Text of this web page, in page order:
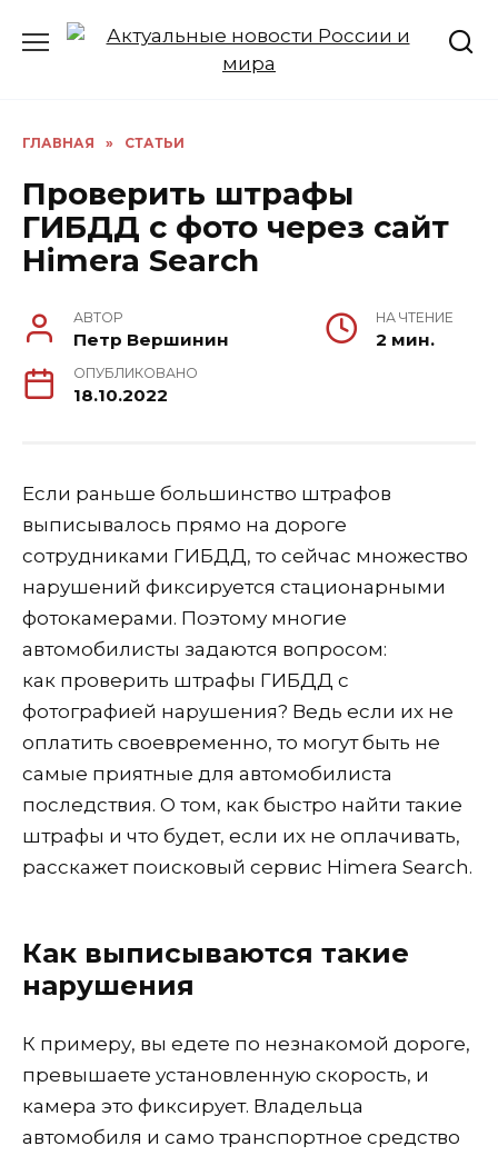
ГЛАВНАЯ » СТАТЬИ
Проверить штрафы
ГИБДД с фото через сайт
Himera Search
АВТОР
Петр Вершинин
НА ЧТЕНИЕ
2 мин.
ОПУБЛИКОВАНО
18.10.2022
Если раньше большинство штрафов
выписывалось прямо на дороге
сотрудниками ГИБДД, то сейчас множество
нарушений фиксируется стационарными
фотокамерами. Поэтому многие
автомобилисты задаются вопросом:
как проверить штрафы ГИБДД с
фотографией нарушения? Ведь если их не
оплатить своевременно, то могут быть не
самые приятные для автомобилиста
последствия. О том, как быстро найти такие
штрафы и что будет, если их не оплачивать,
расскажет поисковый сервис Himera Search.
Как выписываются такие
нарушения
К примеру, вы едете по незнакомой дороге,
превышаете установленную скорость, и
камера это фиксирует. Владельца
автомобиля и само транспортное средство